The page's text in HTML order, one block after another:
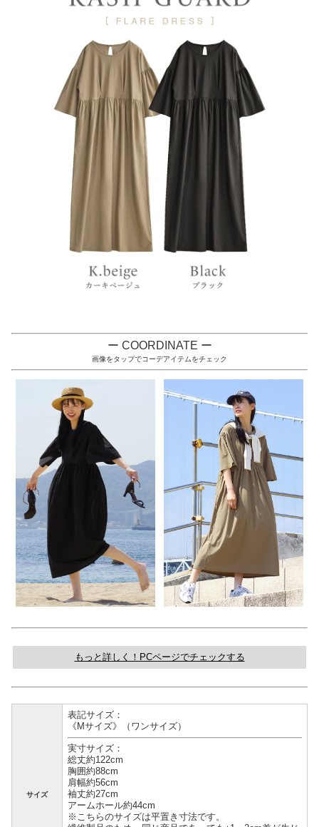
ー COORDINATE ー
画像をタップでコーデアイテムをチェック
もっと詳しく！PCページでチェックする
サイズ
表記サイズ：
《Mサイズ》（ワンサイズ）
実寸サイズ：
総丈約122cm
胸囲約88cm
肩幅約56cm
袖丈約27cm
アームホール約44cm
※こちらのサイズは平置き寸法です。